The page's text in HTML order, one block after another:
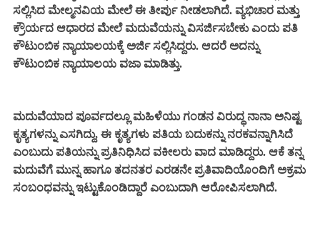
ಸಲ್ಲಿಸಿದ ಮೇಲ್ಮನವಿಯ ಮೇಲೆ ಈ ತೀರ್ಪು ನೀಡಲಾಗಿದೆ. ವ್ಯಭಿಚಾರ ಮತ್ತು
ಕ್ರೌರ್ಯದ ಆಧಾರದ ಮೇಲೆ ಮದುವೆಯನ್ನು ವಿಸರ್ಜಿಸಬೇಕು ಎಂದು ಪತಿ
ಕೌಟುಂಬಿಕ ನ್ಯಾಯಾಲಯಕ್ಕೆ ಅರ್ಜಿ ಸಲ್ಲಿಸಿದ್ದರು. ಆದರೆ ಅದನ್ನು
ಕೌಟುಂಬಿಕ ನ್ಯಾಯಾಲಯ ವಜಾ ಮಾಡಿತ್ತು.
ಮದುವೆಯಾದ ಪೂರ್ವದಲ್ಲೂ ಮಹಿಳೆಯು ಗಂಡನ ವಿರುದ್ಧ ನಾನಾ ಅನಿಷ್ಟ
ಕೃತ್ಯಗಳನ್ನು ಎಸಗಿದ್ದು, ಈ ಕೃತ್ಯಗಳು ಪತಿಯ ಬದುಕನ್ನು ನರಕವನ್ನಾಗಿಸಿದೆ
ಎಂಬುದು ಪತಿಯನ್ನು ಪ್ರತಿನಿಧಿಸಿದ ವಕೀಲರು ವಾದ ಮಾಡಿದ್ದರು. ಆಕೆ ತನ್ನ
ಮದುವೆಗೆ ಮುನ್ನ ಹಾಗೂ ತದನತರ ಎರಡನೇ ಪ್ರತಿವಾದಿಯೊಂದಿಗೆ ಅಕ್ರಮ
ಸಂಬಂಧವನ್ನು ಇಟ್ಟುಕೊಂಡಿದ್ದಾರೆ ಎಂಬುದಾಗಿ ಆರೋಪಿಸಲಾಗಿದೆ.